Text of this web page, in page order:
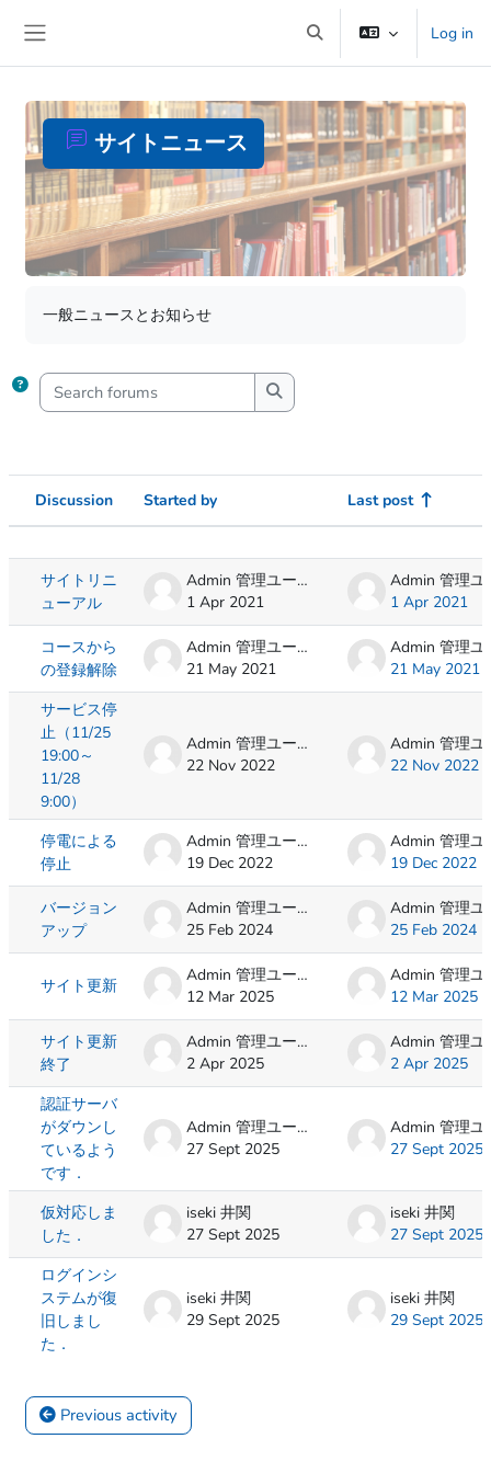
Toggle search inputLog in
サイトニュース
一般ニュースとお知らせ
Search forums
Search forums
List of discussions. Showing 10 of 10
Status
Discussion Started by Last post
サイトリニ
ューアル
Admin 管理ユーザ
1 Apr 2021
1 Apr 2021
コースから
の登録解除
Admin 管理ユーザ
21 May 2021
21 May 2021
サービス停
止（11/25
19:00～
11/28
9:00）
Admin 管理ユーザ
22 Nov 2022
22 Nov 2022
停電による
停止
Admin 管理ユーザ
19 Dec 2022
19 Dec 2022
バージョン
アップ
Admin 管理ユーザ
25 Feb 2024
25 Feb 2024
サイト更新
Admin 管理ユーザ
12 Mar 2025
12 Mar 2025
サイト更新
終了
Admin 管理ユーザ
2 Apr 2025
2 Apr 2025
認証サーバ
がダウンし
ているよう
です．
Admin 管理ユーザ
27 Sept 2025
27 Sept 2025
仮対応しま
した．
iseki 井関
27 Sept 2025
iseki 井関
27 Sept 2025
ログインシ
ステムが復
旧しまし
た．
iseki 井関
29 Sept 2025
iseki 井関
29 Sept 2025
Previous activity